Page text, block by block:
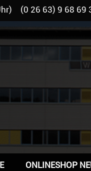
(0 26 63) 9 68 69
ONLINESHOP